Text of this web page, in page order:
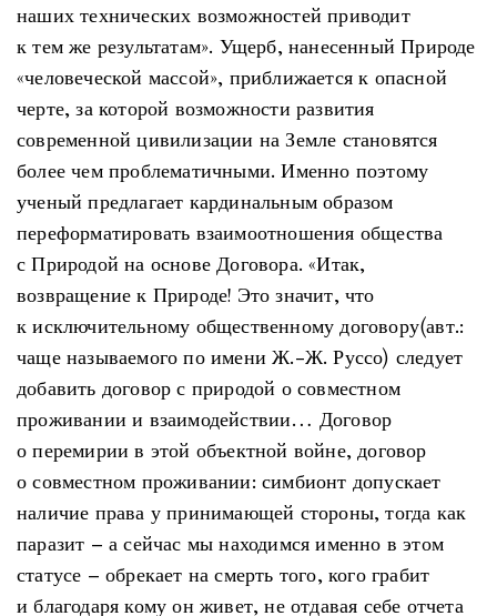
наших технических возможностей приводит
к тем же результатам». Ущерб, нанесенный Природе
«человеческой массой», приближается к опасной
черте, за которой возможности развития
современной цивилизации на Земле становятся
более чем проблематичными. Именно поэтому
ученый предлагает кардинальным образом
переформатировать взаимоотношения общества
с Природой на основе Договора. «Итак,
возвращение к Природе! Это значит, что
к исключительному общественному договору(авт.:
чаще называемого по имени Ж.-Ж. Руссо) следует
добавить договор с природой о совместном
проживании и взаимодействии… Договор
о перемирии в этой объектной войне, договор
о совместном проживании: симбионт допускает
наличие права у принимающей стороны, тогда как
паразит – а сейчас мы находимся именно в этом
статусе – обрекает на смерть того, кого грабит
и благодаря кому он живет, не отдавая себе отчета